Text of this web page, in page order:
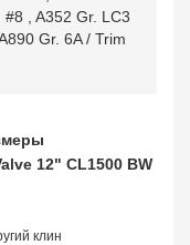
#8
A352 Gr. LC3
Gr. 6A / Trim
12" CL1500 BW
клин